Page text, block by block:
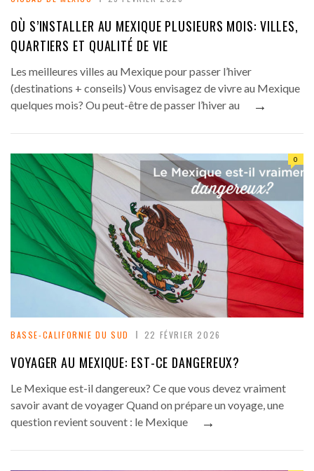
OÙ S’INSTALLER AU MEXIQUE PLUSIEURS MOIS: VILLES,
QUARTIERS ET QUALITÉ DE VIE
Les meilleures villes au Mexique pour passer l’hiver
(destinations + conseils) Vous envisagez de vivre au Mexique
quelques mois? Ou peut-être de passer l’hiver au
→
0
BASSE-CALIFORNIE DU SUD 22 FÉVRIER 2026
VOYAGER AU MEXIQUE: EST-CE DANGEREUX?
Le Mexique est-il dangereux? Ce que vous devez vraiment
savoir avant de voyager Quand on prépare un voyage, une
question revient souvent : le Mexique
→